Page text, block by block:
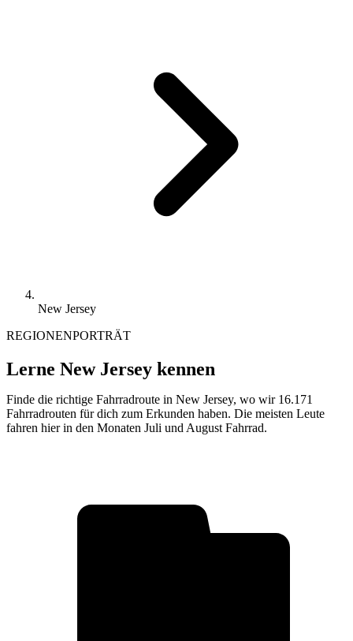
New Jersey
REGIONENPORTRÄT
Lerne New Jersey kennen
Finde die richtige Fahrradroute in New Jersey, wo wir 16.171
Fahrradrouten für dich zum Erkunden haben. Die meisten Leute
fahren hier in den Monaten Juli und August Fahrrad.